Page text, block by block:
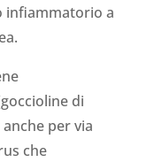
infiammatorio a
di
per via
che